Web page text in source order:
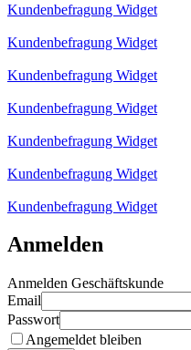
Kundenbefragung Widget
Kundenbefragung Widget
Kundenbefragung Widget
Kundenbefragung Widget
Kundenbefragung Widget
Kundenbefragung Widget
Kundenbefragung Widget
Anmelden
Anmelden Geschäftskunde
Email
Passwort
Angemeldet bleiben